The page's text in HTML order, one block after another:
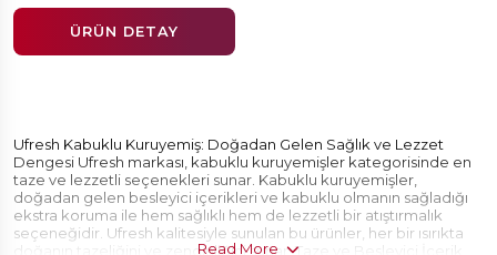
ÜRÜN DETAY
Ufresh Kabuklu Kuruyemiş: Doğadan Gelen Sağlık ve Lezzet
Dengesi Ufresh markası, kabuklu kuruyemişler kategorisinde en
taze ve lezzetli seçenekleri sunar. Kabuklu kuruyemişler,
doğadan gelen besleyici içerikleri ve kabuklu olmanın sağladığı
ekstra koruma ile hem sağlıklı hem de lezzetli bir atıştırmalık
seçeneğidir. Ufresh kalitesiyle sunulan bu ürünler, her bir ısırıkta
doğanın tazeliğini ve zenginliğini sunar. Taze ve Besleyici İçerik
Read More